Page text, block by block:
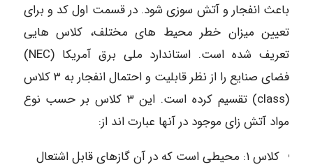
باعث انفجار و آتش سوزی شود. در قسمت اول کد و برای
تعیین میزان خطر محیط های مختلف، کلاس هایی
تعریف شده است. استاندارد ملی برق آمریکا (NEC)
فضای صنایع را از نظر قابلیت و احتمال انفجار به ۳ کلاس
(class) تقسیم کرده است. این ۳ کلاس بر حسب نوع
مواد آتش زای موجود در آنها عبارت اند از:
کلاس ۱: محیطی است که در آن گازهای قابل اشتعال